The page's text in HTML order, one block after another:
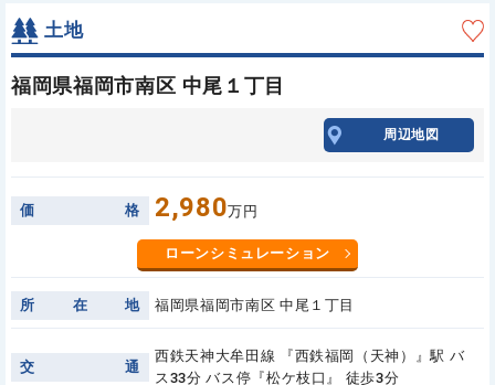
土地
福岡県福岡市南区 中尾１丁目
周辺地図
価 格 2,980万円
ローンシミュレーション
所 在 地 福岡県福岡市南区 中尾１丁目
交 通
西鉄天神大牟田線 『西鉄福岡（天神）』駅 バ
ス33分 バス停『松ケ枝口』 徒歩3分